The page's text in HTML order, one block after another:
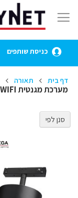
to
Content
כניסת שותפים
דף בית תאורה
מערכת מגנטית LINE WIFI
סנן לפי